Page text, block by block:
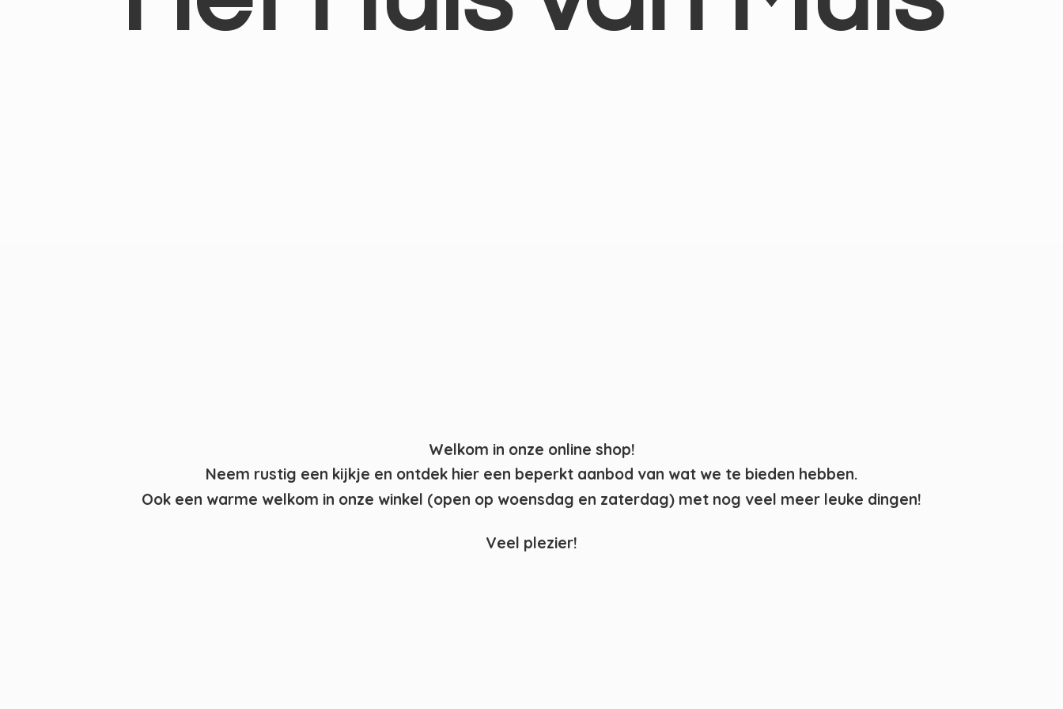
Welkom in onze online shop!
Neem rustig een kijkje en ontdek hier een beperkt aanbod van wat we te bieden hebben.
Ook een warme welkom in onze winkel (open op woensdag en zaterdag) met nog veel meer leuke dingen!
Veel plezier!